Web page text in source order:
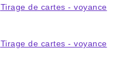
Tirage de cartes - voyance
Tirage de cartes - voyance